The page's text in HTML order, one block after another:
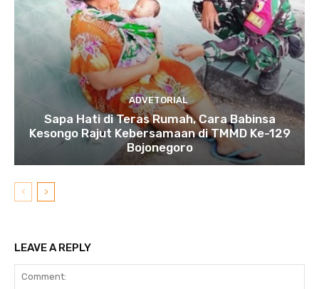
ADVETORIAL
Sapa Hati di Teras Rumah, Cara Babinsa
Kesongo Rajut Kebersamaan di TMMD Ke-129
Bojonegoro
LEAVE A REPLY